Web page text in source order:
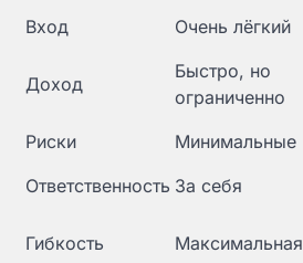
Вход
Очень лёгкий
Доход
Быстро, но
ограниченно
Риски
Минимальные
Ответственность За себя
Гибкость Максимальная